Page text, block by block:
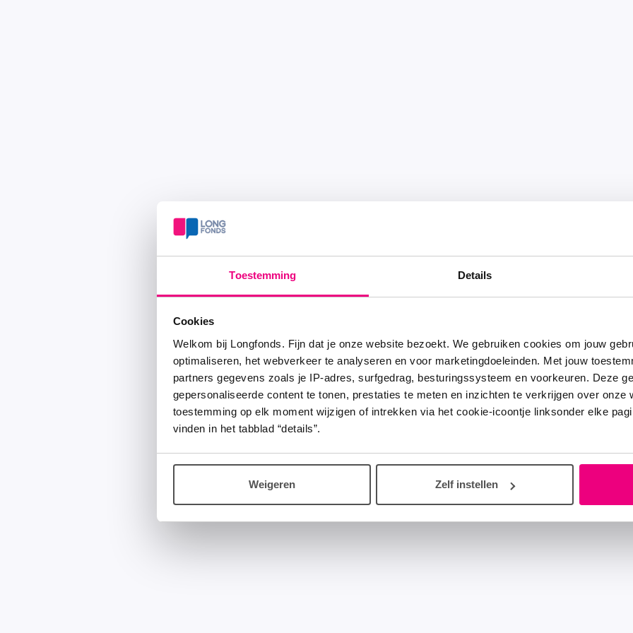
Toestemming Details
Cookies
Welkom bij Longfonds. Fijn dat je onze website bezoekt. We gebruiken cookies om jouw
optimaliseren, het webverkeer te analyseren en voor marketingdoeleinden. Met jouw
partners gegevens zoals je IP-adres, surfgedrag, besturingssysteem en voorkeuren. Deze
gepersonaliseerde content te tonen, prestaties te meten en inzichten te verkrijgen over onze
toestemming op elk moment wijzigen of intrekken via het cookie-icoontje linksonder elke
vinden in het tabblad “details”.
Weigeren Zelf instellen